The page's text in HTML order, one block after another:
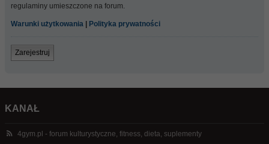
regulaminy umieszczone na forum.
Warunki użytkowania Polityka prywatności
Zarejestruj
KANAŁ
4gym.pl - forum kulturystyczne, fitness, dieta, suplementy